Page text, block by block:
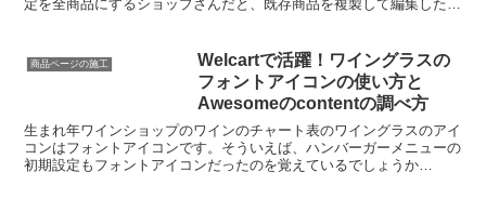
定を全商品にするショップさんだと、既存商品を複製して編集したほ
商品ページの施工
Welcartで活躍！ワイングラスの
フォントアイコンの使い方と
Awesomeのcontentの調べ方
生まれ年ワインショップのワインのチャート表のワイングラスのアイ
コンはフォントアイコンです。そういえば、ハンバーガーメニューの
初期設定もフォントアイコンだったのを覚えているでしょうか